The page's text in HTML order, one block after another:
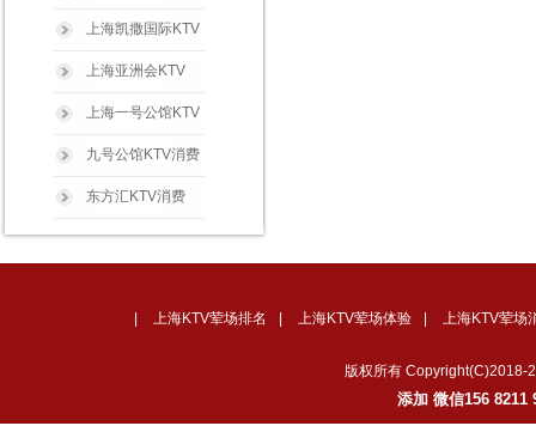
上海凯撒国际KTV
上海亚洲会KTV
上海一号公馆KTV
九号公馆KTV消费
东方汇KTV消费
上海KTV荤场排名 上海KTV荤场体验 上海KTV荤场
版权所有 Copyright(C)2018-
添加 微信156 8211